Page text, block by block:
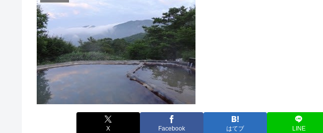
X Facebook はてブ LINE